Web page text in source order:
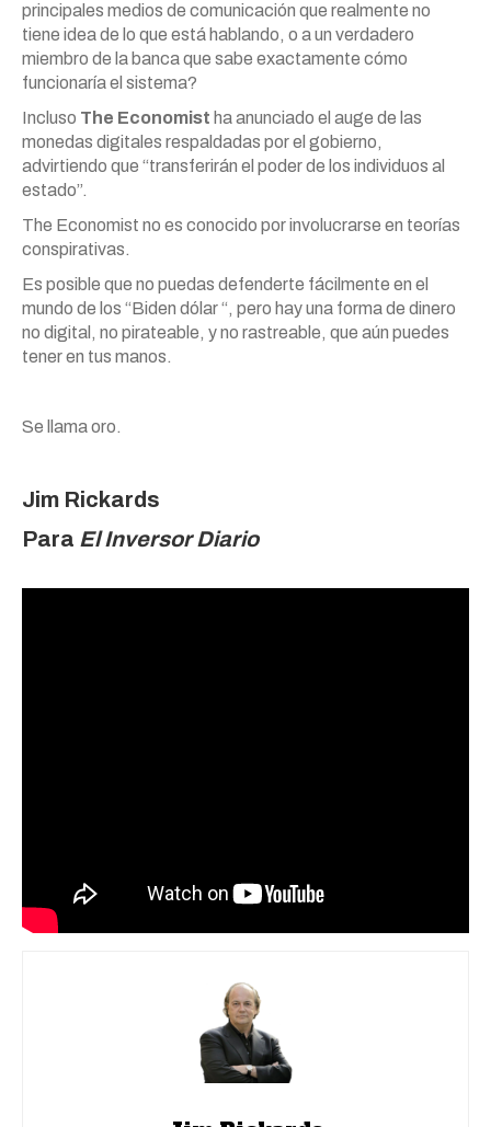
principales medios de comunicación que realmente no
tiene idea de lo que está hablando, o a un verdadero
miembro de la banca que sabe exactamente cómo
funcionaría el sistema?
Incluso The Economist ha anunciado el auge de las
monedas digitales respaldadas por el gobierno,
advirtiendo que “transferirán el poder de los individuos al
estado”.
The Economist no es conocido por involucrarse en teorías
conspirativas.
Es posible que no puedas defenderte fácilmente en el
mundo de los “Biden dólar “, pero hay una forma de dinero
no digital, no pirateable, y no rastreable, que aún puedes
tener en tus manos.
Se llama oro.
Jim Rickards
Para El Inversor Diario